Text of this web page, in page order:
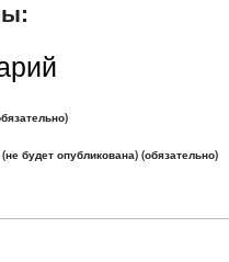
будет опубликована) (обязательно)